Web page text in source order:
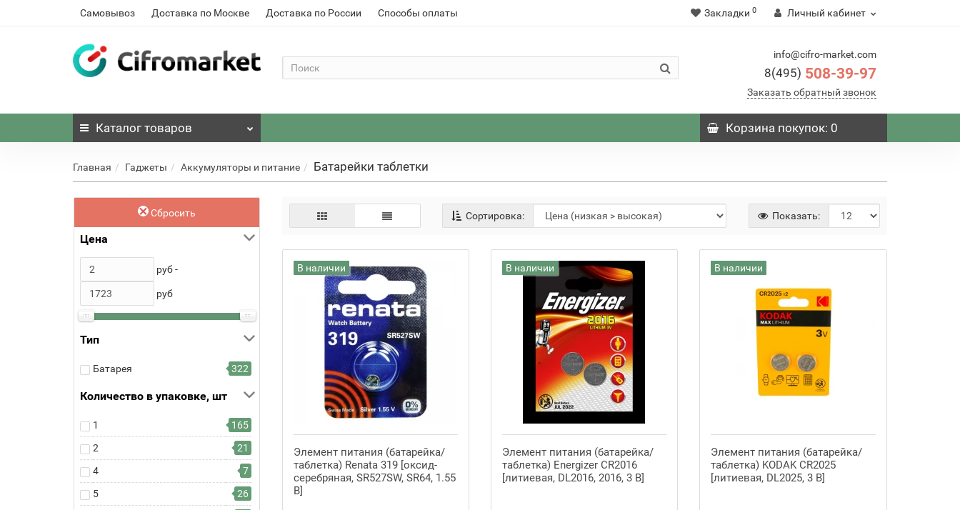
Самовывоз Доставка по Москве Доставка по России Способы оплаты Закладки 0 Личный кабинет
info@cifro-market.com
8(495) 508-39-97
Заказать обратный звонок
Каталог товаров Корзинапокупок: 0
Главная Гаджеты Аккумуляторы и питание Батарейки таблетки
Сбросить
Цена
руб -
руб
Тип
Батарея 322
Количество в упаковке, шт
1
165
2
21
4
7
5
26
Сортировка: Показать:
В наличии
Элемент питания (батарейка/
таблетка) Renata 319 [оксид-
серебряная, SR527SW, SR64, 1.55
В]
В наличии
Элемент питания (батарейка/
таблетка) Energizer CR2016
[литиевая, DL2016, 2016, 3 В]
В наличии
Элемент питания (батарейка/
таблетка) KODAK CR2025
[литиевая, DL2025, 3 В]